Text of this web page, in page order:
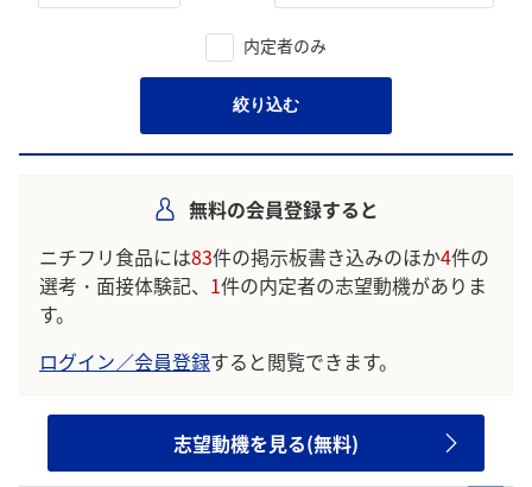
内定者のみ
絞り込む
無料の会員登録すると
ニチフリ食品には83件の掲示板書き込みのほか4件の
選考・面接体験記、 1件の内定者の志望動機がありま
す。
ログイン／会員登録すると閲覧できます。
志望動機を見る(無料)